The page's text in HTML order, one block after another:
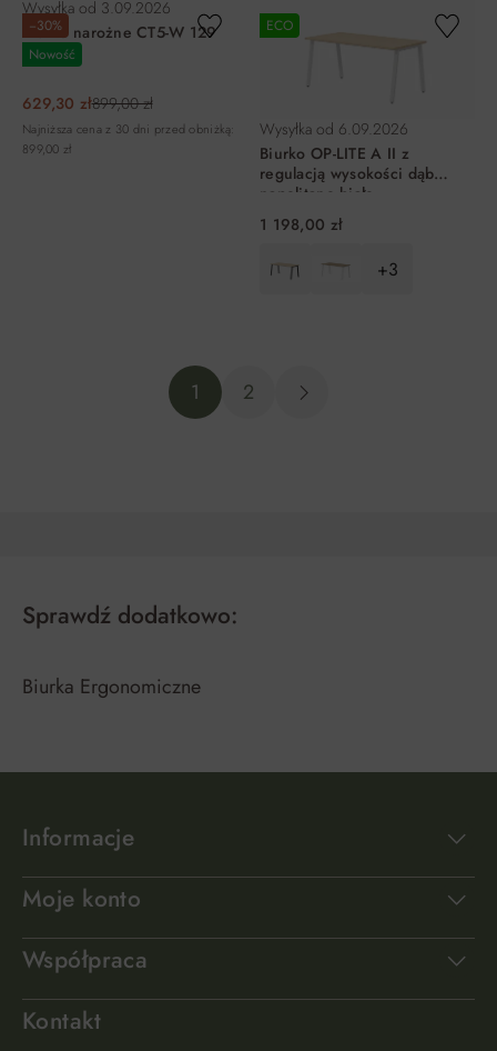
−30%
Nowość
Wysyłka od 3.09.2026
Biurko narożne CT5-W 129
cm białe
629,30 zł899,00 zł
Najniższa cena z 30 dni przed obniżką:
899,00 zł
ECO
Wysyłka od 6.09.2026
Biurko OP-LITE A II z
regulacją wysokości dąb
napolitano białe
140x70x74(75)cm
1 198,00 zł
+3
1 2
Sprawdź dodatkowo:
Biurka Ergonomiczne
Informacje
Moje konto
Współpraca
Kontakt